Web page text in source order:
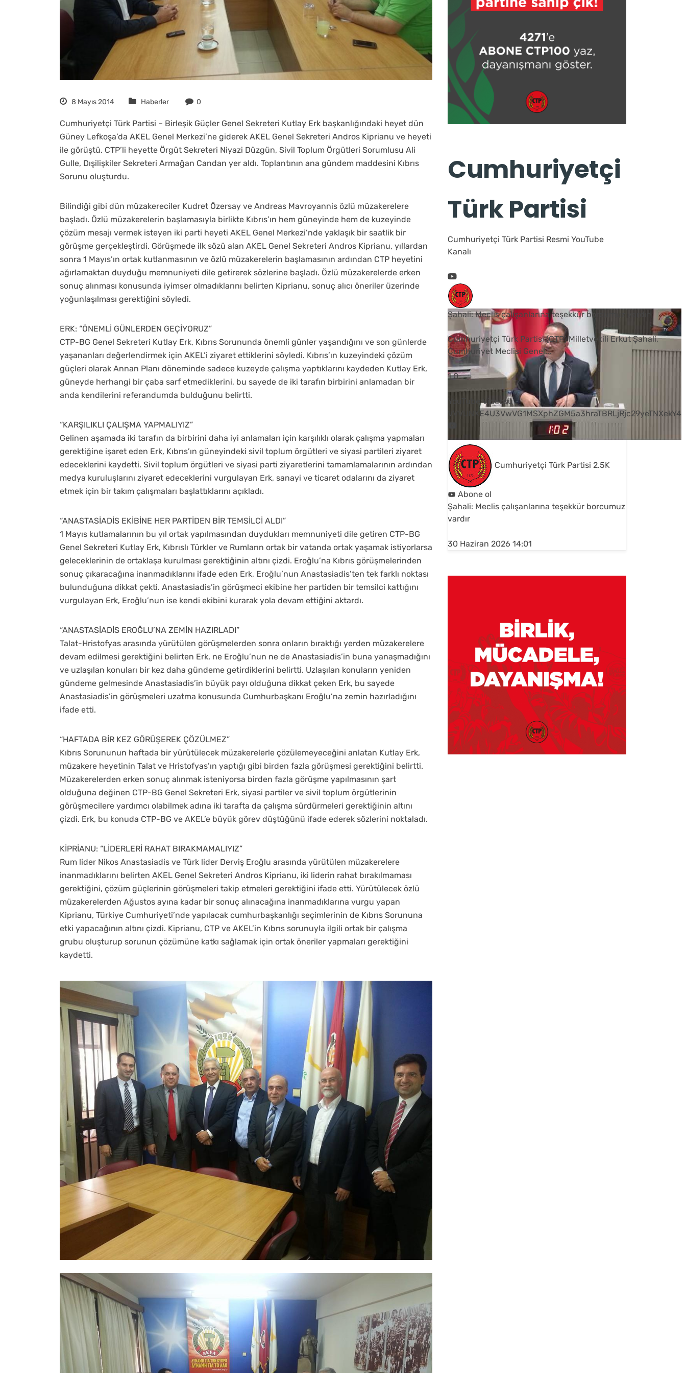
8 Mayıs 2014 Haberler 0
Cumhuriyetçi Türk Partisi – Birleşik Güçler Genel Sekreteri Kutlay Erk başkanlığındaki heyet dün
Güney Lefkoşa’da AKEL Genel Merkezi’ne giderek AKEL Genel Sekreteri Andros Kiprianu ve heyeti
ile görüştü. CTP’li heyette Örgüt Sekreteri Niyazi Düzgün, Sivil Toplum Örgütleri Sorumlusu Ali
Gulle, Dışilişkiler Sekreteri Armağan Candan yer aldı. Toplantının ana gündem maddesini Kıbrıs
Sorunu oluşturdu.
Bilindiği gibi dün müzakereciler Kudret Özersay ve Andreas Mavroyannis özlü müzakerelere
başladı. Özlü müzakerelerin başlamasıyla birlikte Kıbrıs’ın hem güneyinde hem de kuzeyinde
çözüm mesajı vermek isteyen iki parti heyeti AKEL Genel Merkezi’nde yaklaşık bir saatlik bir
görüşme gerçekleştirdi. Görüşmede ilk sözü alan AKEL Genel Sekreteri Andros Kiprianu, yıllardan
sonra 1 Mayıs’ın ortak kutlanmasının ve özlü müzakerelerin başlamasının ardından CTP heyetini
ağırlamaktan duyduğu memnuniyeti dile getirerek sözlerine başladı. Özlü müzakerelerde erken
sonuç alınması konusunda iyimser olmadıklarını belirten Kiprianu, sonuç alıcı öneriler üzerinde
yoğunlaşılması gerektiğini söyledi.
ERK: “ÖNEMLİ GÜNLERDEN GEÇİYORUZ”
CTP-BG Genel Sekreteri Kutlay Erk, Kıbrıs Sorununda önemli günler yaşandığını ve son günlerde
yaşananları değerlendirmek için AKEL’i ziyaret ettiklerini söyledi. Kıbrıs’ın kuzeyindeki çözüm
güçleri olarak Annan Planı döneminde sadece kuzeyde çalışma yaptıklarını kaydeden Kutlay Erk,
güneyde herhangi bir çaba sarf etmediklerini, bu sayede de iki tarafın birbirini anlamadan bir
anda kendilerini referandumda bulduğunu belirtti.
“KARŞILIKLI ÇALIŞMA YAPMALIYIZ”
Gelinen aşamada iki tarafın da birbirini daha iyi anlamaları için karşılıklı olarak çalışma yapmaları
gerektiğine işaret eden Erk, Kıbrıs’ın güneyindeki sivil toplum örgütleri ve siyasi partileri ziyaret
edeceklerini kaydetti. Sivil toplum örgütleri ve siyasi parti ziyaretlerini tamamlamalarının ardından
medya kuruluşlarını ziyaret edeceklerini vurgulayan Erk, sanayi ve ticaret odalarını da ziyaret
etmek için bir takım çalışmaları başlattıklarını açıkladı.
“ANASTASİADİS EKİBİNE HER PARTİDEN BİR TEMSİLCİ ALDI”
1 Mayıs kutlamalarının bu yıl ortak yapılmasından duydukları memnuniyeti dile getiren CTP-BG
Genel Sekreteri Kutlay Erk, Kıbrıslı Türkler ve Rumların ortak bir vatanda ortak yaşamak istiyorlarsa
geleceklerinin de ortaklaşa kurulması gerektiğinin altını çizdi. Eroğlu’na Kıbrıs görüşmelerinden
sonuç çıkaracağına inanmadıklarını ifade eden Erk, Eroğlu’nun Anastasiadis’ten tek farklı noktası
bulunduğuna dikkat çekti. Anastasiadis’in görüşmeci ekibine her partiden bir temsilci kattığını
vurgulayan Erk, Eroğlu’nun ise kendi ekibini kurarak yola devam ettiğini aktardı.
“ANASTASİADİS EROĞLU’NA ZEMİN HAZIRLADI”
Talat-Hristofyas arasında yürütülen görüşmelerden sonra onların bıraktığı yerden müzakerelere
devam edilmesi gerektiğini belirten Erk, ne Eroğlu’nun ne de Anastasiadis’in buna yanaşmadığını
ve uzlaşılan konuları bir kez daha gündeme getirdiklerini belirtti. Uzlaşılan konuların yeniden
gündeme gelmesinde Anastasiadis’in büyük payı olduğuna dikkat çeken Erk, bu sayede
Anastasiadis’in görüşmeleri uzatma konusunda Cumhurbaşkanı Eroğlu’na zemin hazırladığını
ifade etti.
“HAFTADA BİR KEZ GÖRÜŞEREK ÇÖZÜLMEZ”
Kıbrıs Sorununun haftada bir yürütülecek müzakerelerle çözülemeyeceğini anlatan Kutlay Erk,
müzakere heyetinin Talat ve Hristofyas’ın yaptığı gibi birden fazla görüşmesi gerektiğini belirtti.
Müzakerelerden erken sonuç alınmak isteniyorsa birden fazla görüşme yapılmasının şart
olduğuna değinen CTP-BG Genel Sekreteri Erk, siyasi partiler ve sivil toplum örgütlerinin
görüşmecilere yardımcı olabilmek adına iki tarafta da çalışma sürdürmeleri gerektiğinin altını
çizdi. Erk, bu konuda CTP-BG ve AKEL’e büyük görev düştüğünü ifade ederek sözlerini noktaladı.
KİPRİANU: “LİDERLERİ RAHAT BIRAKMAMALIYIZ”
Rum lider Nikos Anastasiadis ve Türk lider Derviş Eroğlu arasında yürütülen müzakerelere
inanmadıklarını belirten AKEL Genel Sekreteri Andros Kiprianu, iki liderin rahat bırakılmaması
gerektiğini, çözüm güçlerinin görüşmeleri takip etmeleri gerektiğini ifade etti. Yürütülecek özlü
müzakerelerden Ağustos ayına kadar bir sonuç alınacağına inanmadıklarına vurgu yapan
Kiprianu, Türkiye Cumhuriyeti’nde yapılacak cumhurbaşkanlığı seçimlerinin de Kıbrıs Sorununa
etki yapacağının altını çizdi. Kiprianu, CTP ve AKEL’in Kıbrıs sorunuyla ilgili ortak bir çalışma
grubu oluşturup sorunun çözümüne katkı sağlamak için ortak öneriler yapmaları gerektiğini
kaydetti.
Cumhuriyetçi
Türk Partisi
Cumhuriyetçi Türk Partisi Resmi YouTube
Kanalı
Şahali: Meclis çalışanlarına teşekkür borcumuz vardır
Cumhuriyetçi Türk Partisi (CTP) Milletvekili Erkut Şahali,
Cumhuriyet Meclisi Genel...
1 0
YouTube Videosu
VVVUNXE4U3VwVG1MSXphZGM5a3hraTBRLjRjc29yeTNXekY4
Cumhuriyetçi Türk Partisi 2.5K
Abone ol
Şahali: Meclis çalışanlarına teşekkür borcumuz
vardır
30 Haziran 2026 14:01